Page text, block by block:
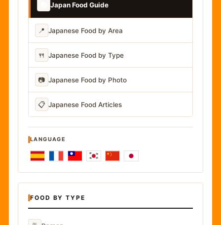
Japan Food Guide
📍 Japanese Food by Area
🍴 Japanese Food by Type
📷 Japanese Food by Photo
📋 Japanese Food Articles
LANGUAGE
FOOD BY TYPE